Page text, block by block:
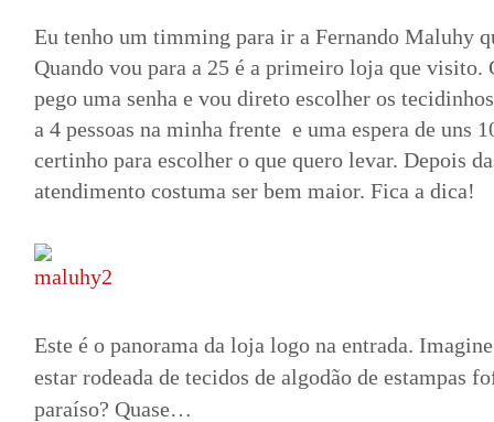
Eu tenho um timming para ir a Fernando Maluhy
Quando vou para a 25 é a primeiro loja que visito.
pego uma senha e vou direto escolher os
a 4 pessoas na minha frente e uma espera de uns
certinho para escolher o que quero levar. Depois
atendimento costuma ser bem maior. Fica a dica!
Este é o panorama da loja logo na entrada.
estar rodeada de tecidos de algodão de estampas
paraíso? Quase…